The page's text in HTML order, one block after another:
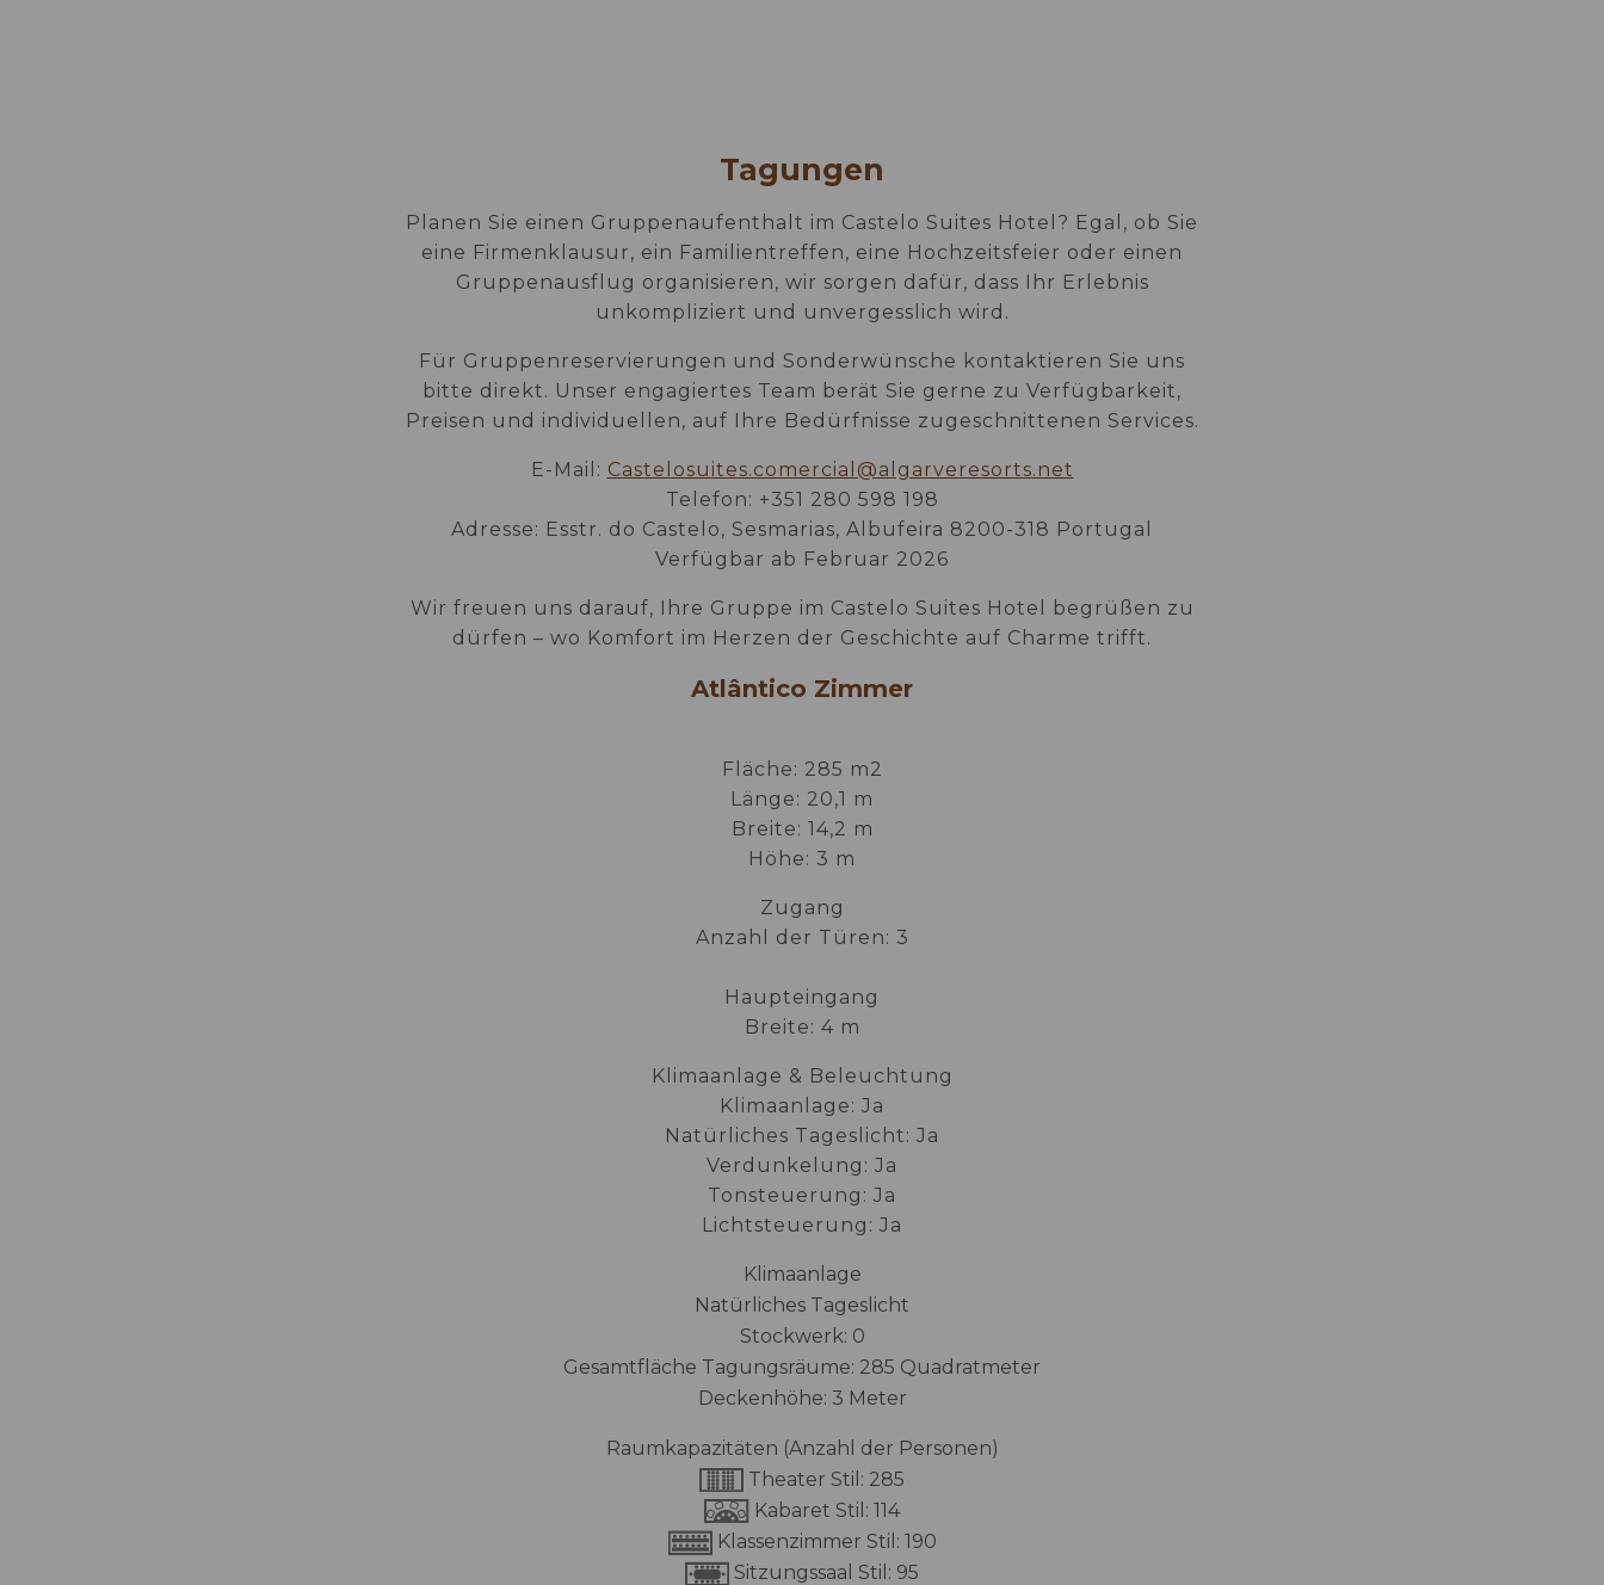
Tagungen
Planen Sie einen Gruppenaufenthalt im Castelo Suites Hotel? Egal, ob Sie
eine Firmenklausur, ein Familientreffen, eine Hochzeitsfeier oder einen
Gruppenausflug organisieren, wir sorgen dafür, dass Ihr Erlebnis
unkompliziert und unvergesslich wird.
Für Gruppenreservierungen und Sonderwünsche kontaktieren Sie uns
bitte direkt. Unser engagiertes Team berät Sie gerne zu Verfügbarkeit,
Preisen und individuellen, auf Ihre Bedürfnisse zugeschnittenen Services.
E-Mail: Castelosuites.comercial@algarveresorts.net
Telefon: +351 280 598 198
Adresse: Esstr. do Castelo, Sesmarias, Albufeira 8200-318 Portugal
Verfügbar ab Februar 2026
Wir freuen uns darauf, Ihre Gruppe im Castelo Suites Hotel begrüßen zu
dürfen – wo Komfort im Herzen der Geschichte auf Charme trifft.
Atlântico Zimmer
Fläche: 285 m2
Länge: 20,1 m
Breite: 14,2 m
Höhe: 3 m
Zugang
Anzahl der Türen: 3
Haupteingang
Breite: 4 m
Klimaanlage & Beleuchtung
Klimaanlage: Ja
Natürliches Tageslicht: Ja
Verdunkelung: Ja
Tonsteuerung: Ja
Lichtsteuerung: Ja
Klimaanlage
Natürliches Tageslicht
Stockwerk: 0
Gesamtfläche Tagungsräume: 285 Quadratmeter
Deckenhöhe: 3 Meter
Raumkapazitäten (Anzahl der Personen)
Theater Stil: 285
Kabaret Stil: 114
Klassenzimmer Stil: 190
Sitzungssaal Stil: 95